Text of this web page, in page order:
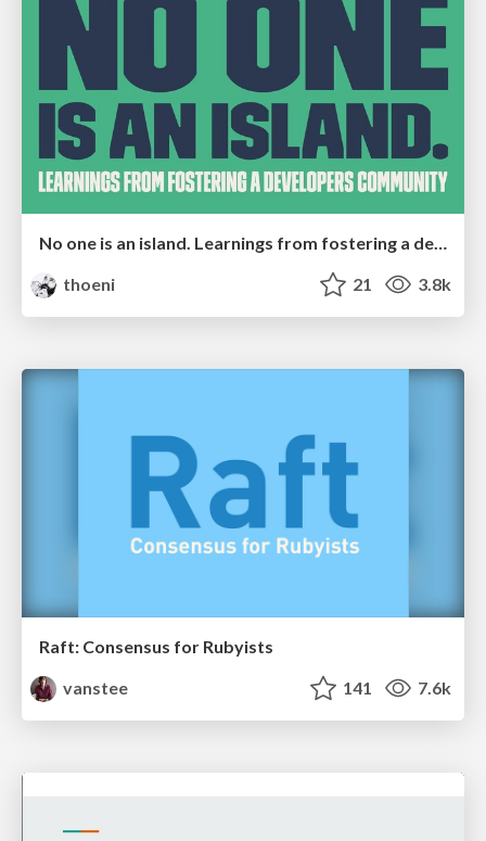
thoeni
21 3.8k
Raft: Consensus for Rubyists
vanstee
141 7.6k